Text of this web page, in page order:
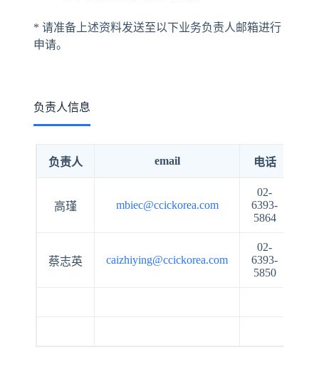
* 请准备上述资料发送至以下业务负责人邮箱进行
申请。
负责人信息
负责人 email 电话
高瑾 mbiec@ccickorea.com
02-
6393-
5864
蔡志英 caizhiying@ccickorea.com
02-
6393-
5850